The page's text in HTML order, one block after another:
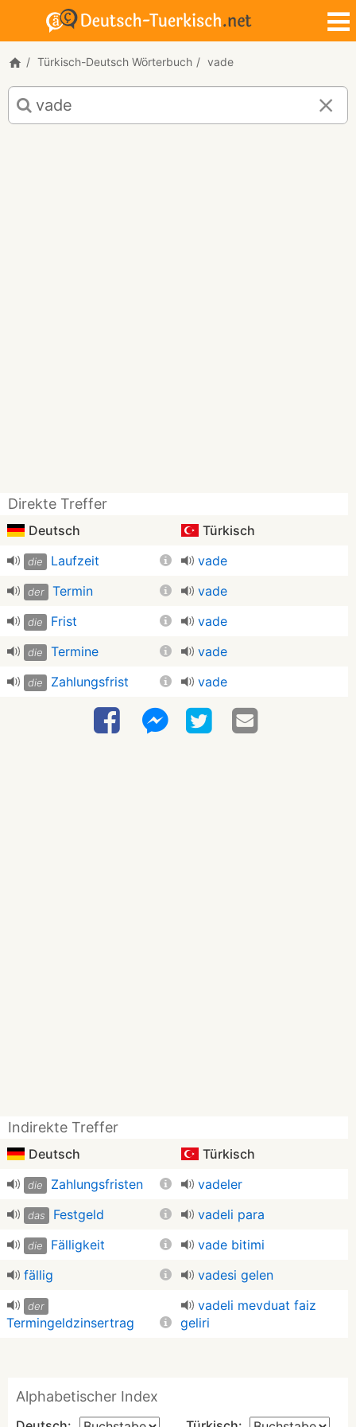
Türkisch-Deutsch Wörterbuch vade
Türkisch-
Deutsch
Übersetzung
Direkte Treffer
Deutsch Türkisch
die Laufzeit vade
der Termin vade
die Frist vade
die Termine vade
die Zahlungsfrist vade
Indirekte Treffer
Deutsch Türkisch
die Zahlungsfristen vadeler
das Festgeld vadeli para
die Fälligkeit
vade bitimi
fällig
vadesi gelen
der
Termingeldzinsertrag
vadeli mevduat faiz
geliri
Alphabetischer Index